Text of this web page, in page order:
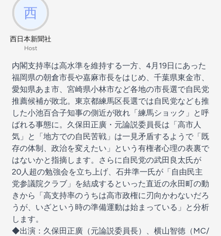
西日本新聞社
Host
内閣支持率は高水準を維持する一方、4月19日にあった
福岡県の朝倉市長や嘉麻市長をはじめ、千葉県東金市、
愛知県あま市、宮崎県小林市など各地の市長選で自民党
推薦候補が敗北。東京都練馬区長選では自民党なども推
した小池百合子知事の側近が敗れ「練馬ショック」と呼
ばれる事態に。久保田正廣・元論説委員長は「高市人
気」と「地方での自民苦戦」は一見矛盾するようで「既
存の体制、政治を変えたい」という有権者心理の表裏で
はないかと指摘します。さらに自民党の武田良太氏が
20人超の勉強会を立ち上げ、石井準一氏が「自由民主
党参議院クラブ」を結成するといった直近の永田町の動
きから「高支持率のうちは高市政権に刃向かわないだろ
うが、いざという時の準備運動は始まっている」と分析
します。
◆出演：久保田正廣（元論説委員長）、横山智徳（MC/